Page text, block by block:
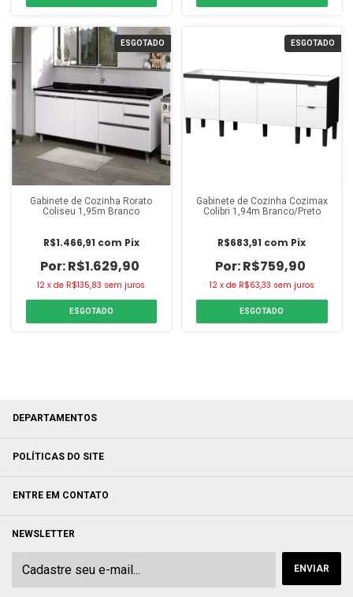
ESGOTADO
Gabinete de Cozinha Rorato
Coliseu 1,95m Branco
R$1.629,90
R$1.466,91 com Pix
12 xde R$135,83 sem juros
ESGOTADO
ESGOTADO
Gabinete de Cozinha Cozimax
Colibri 1,94m Branco/Preto
R$759,90
R$683,91 com Pix
12 x de R$63,33 sem juros
ESGOTADO
DEPARTAMENTOS
POLÍTICAS DO SITE
ENTRE EM CONTATO
NEWSLETTER